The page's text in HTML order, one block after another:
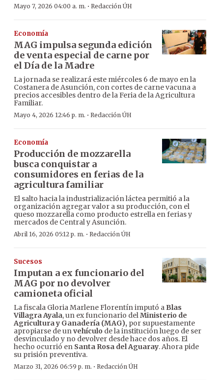
Mayo 7, 2026 04:00 a. m. · Redacción ÚH
Economía
MAG impulsa segunda edición
de venta especial de carne por
el Día de la Madre
La jornada se realizará este miércoles 6 de mayo en la
Costanera de Asunción, con cortes de carne vacuna a
precios accesibles dentro de la Feria de la Agricultura
Familiar.
Mayo 4, 2026 12:46 p. m. · Redacción ÚH
Economía
Producción de mozzarella
busca conquistar a
consumidores en ferias de la
agricultura familiar
El salto hacia la industrialización láctea permitió a la
organización agregar valor a su producción, con el
queso mozzarella como producto estrella en ferias y
mercados de Central y Asunción.
Abril 16, 2026 05:12 p. m. · Redacción ÚH
Sucesos
Imputan a ex funcionario del
MAG por no devolver
camioneta oficial
La fiscala Gloria Marlene Florentín imputó a Blas
Villagra Ayala, un ex funcionario delMinisterio de
Agricultura y Ganadería (MAG), por supuestamente
apropiarse de unvehículo de la institución luego de ser
desvinculado y no devolver desde hace dos años. El
hecho ocurrió en Santa Rosa del Aguaray. Ahora pide
su prisión preventiva.
Marzo 31, 2026 06:59 p. m. · Redacción ÚH